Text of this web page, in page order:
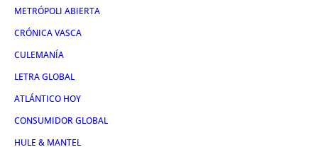
METRÓPOLI ABIERTA
CRÓNICA VASCA
CULEMANÍA
LETRA GLOBAL
ATLÁNTICO HOY
CONSUMIDOR GLOBAL
HULE & MANTEL